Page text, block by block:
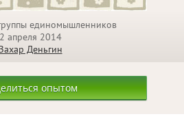
единомышленников
2 апреля 2014
Деньгин
опытом